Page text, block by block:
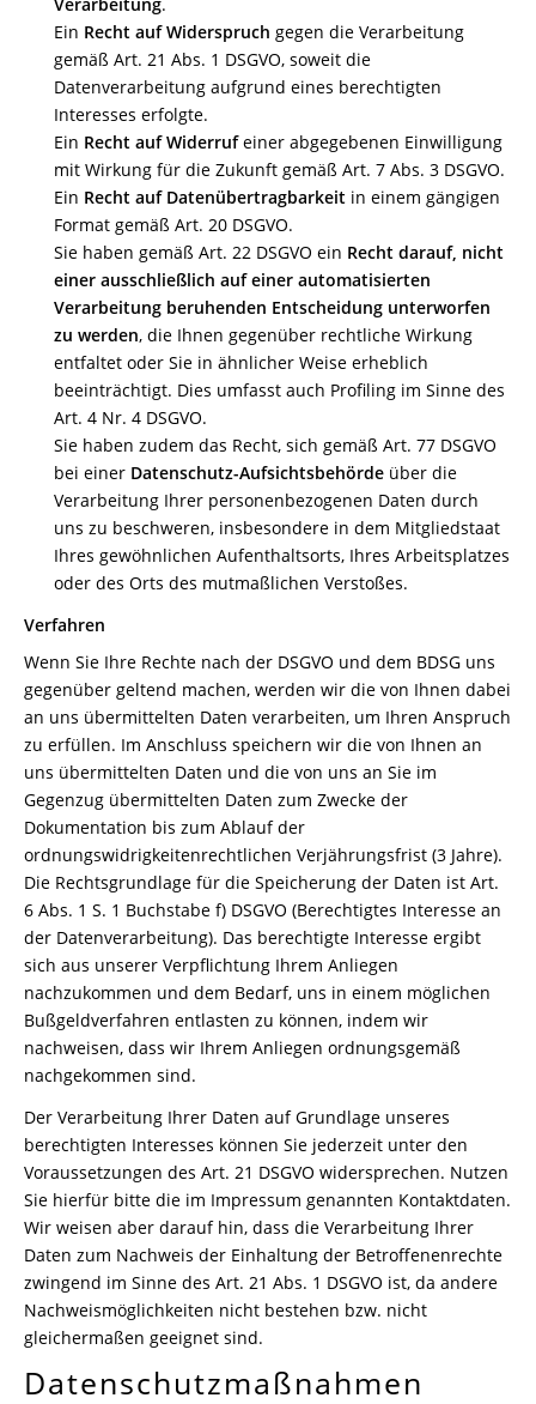
Ein Recht auf Widerspruch gegen die Verarbeitung
gemäß Art. 21 Abs. 1 DSGVO, soweit die
Datenverarbeitung aufgrund eines berechtigten
Interesses erfolgte.
Ein Recht auf Widerrufeiner abgegebenen Einwilligung
mit Wirkung für die Zukunft gemäß Art. 7 Abs. 3 DSGVO.
Ein Recht auf Datenübertragbarkeit in einem gängigen
Format gemäß Art. 20 DSGVO.
Sie haben gemäß Art. 22 DSGVO ein Recht darauf, nicht
einer ausschließlich auf einer automatisierten
Verarbeitung beruhenden Entscheidung unterworfen
zu werden, die Ihnen gegenüber rechtliche Wirkung
entfaltet oder Sie in ähnlicher Weise erheblich
beeinträchtigt. Dies umfasst auch Profiling im Sinne des
Art. 4 Nr. 4 DSGVO.
Sie haben zudem das Recht, sich gemäß Art. 77 DSGVO
bei einer Datenschutz-Aufsichtsbehörde über die
Verarbeitung Ihrer personenbezogenen Daten durch
uns zu beschweren, insbesondere in dem Mitgliedstaat
Ihres gewöhnlichen Aufenthaltsorts, Ihres Arbeitsplatzes
oder des Orts des mutmaßlichen Verstoßes.
Verfahren
Wenn Sie Ihre Rechte nach der DSGVO und dem BDSG uns
gegenüber geltend machen, werden wir die von Ihnen dabei
an uns übermittelten Daten verarbeiten, um Ihren Anspruch
zu erfüllen. Im Anschluss speichern wir die von Ihnen an
uns übermittelten Daten und die von uns an Sie im
Gegenzug übermittelten Daten zum Zwecke der
Dokumentation bis zum Ablauf der
ordnungswidrigkeitenrechtlichen Verjährungsfrist (3 Jahre).
Die Rechtsgrundlage für die Speicherung der Daten ist Art.
6 Abs. 1 S. 1 Buchstabe f) DSGVO (Berechtigtes Interesse an
der Datenverarbeitung). Das berechtigte Interesse ergibt
sich aus unserer Verpflichtung Ihrem Anliegen
nachzukommen und dem Bedarf, uns in einem möglichen
Bußgeldverfahren entlasten zu können, indem wir
nachweisen, dass wir Ihrem Anliegen ordnungsgemäß
nachgekommen sind.
Der Verarbeitung Ihrer Daten auf Grundlage unseres
berechtigten Interesses können Sie jederzeit unter den
Voraussetzungen des Art. 21 DSGVO widersprechen. Nutzen
Sie hierfür bitte die im Impressum genannten Kontaktdaten.
Wir weisen aber darauf hin, dass die Verarbeitung Ihrer
Daten zum Nachweis der Einhaltung der Betroffenenrechte
zwingend im Sinne des Art. 21 Abs. 1 DSGVO ist, da andere
Nachweismöglichkeiten nicht bestehen bzw. nicht
gleichermaßen geeignet sind.
Datenschutzmaßnahmen